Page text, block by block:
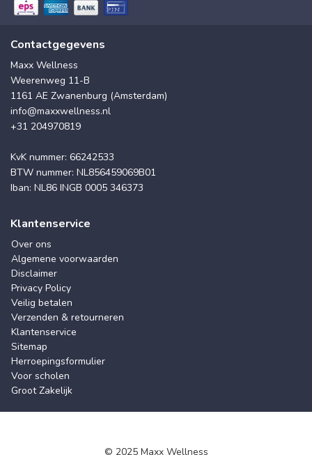
Contactgegevens
Maxx Wellness
Weerenweg 11-B
1161 AE Zwanenburg (Amsterdam)
info@maxxwellness.nl
+31 204970819
KvK nummer: 66242533
BTW nummer: NL856459069B01
Iban: NL86 INGB 0005 346373
Klantenservice
Over ons
Algemene voorwaarden
Disclaimer
Privacy Policy
Veilig betalen
Verzenden & retourneren
Klantenservice
Sitemap
Herroepingsformulier
Voor scholen
Groot Zakelijk
© 2025 Maxx Wellness